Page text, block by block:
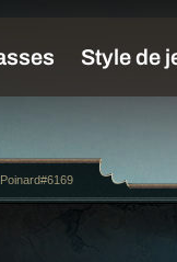
Poinard#6169